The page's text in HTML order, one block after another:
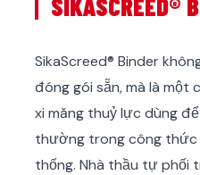
SIKASCREED®
SikaScreed® Binder
đóng gói sẵn, mà là một
xi măng thuỷ lực dùng
thường trong công thức
thống. Nhà thầu tự phối